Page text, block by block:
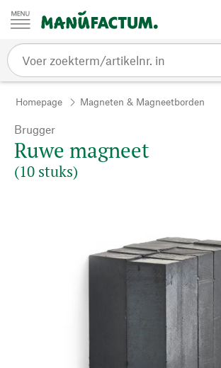
Passer au contenu
Homepage Magneten & Magneetborden
Brugger
Ruwe magneet
(10 stuks)